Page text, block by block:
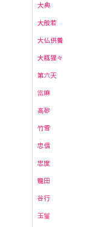
大典
大般若
大仏供養
大瓶猩々
第六天
當麻
高砂
竹雪
忠信
忠度
龍田
谷行
玉鬘